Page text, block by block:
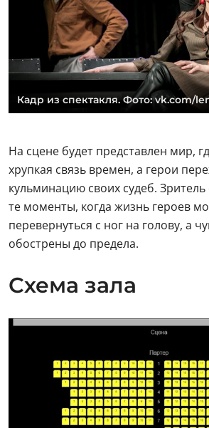
Кадр из спектакля. Фото: vk.com/
На сцене будет представлен мир,
хрупкая связь времен, а герои
кульминацию своих судеб.
те моменты, когда жизнь героев
перевернуться с ног на голову, а
обострены до предела.
Схема зала